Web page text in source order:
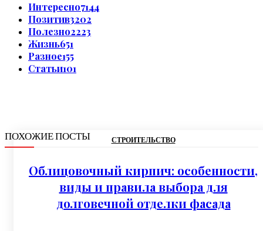
Интересно7144
Позитив3202
Полезно2223
Жизнь651
Разное155
Статьи101
ПОХОЖИЕ ПОСТЫ СТРОИТЕЛЬСТВО
Облицовочный кирпич: особенности,
виды и правила выбора для
долговечной отделки фасада